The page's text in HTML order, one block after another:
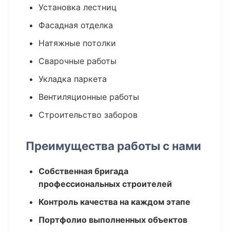
Установка лестниц
Фасадная отделка
Натяжные потолки
Сварочные работы
Укладка паркета
Вентиляционные работы
Строительство заборов
Преимущества работы с нами
Собственная бригада
профессиональных строителей
Контроль качества на каждом этапе
Портфолио выполненных объектов